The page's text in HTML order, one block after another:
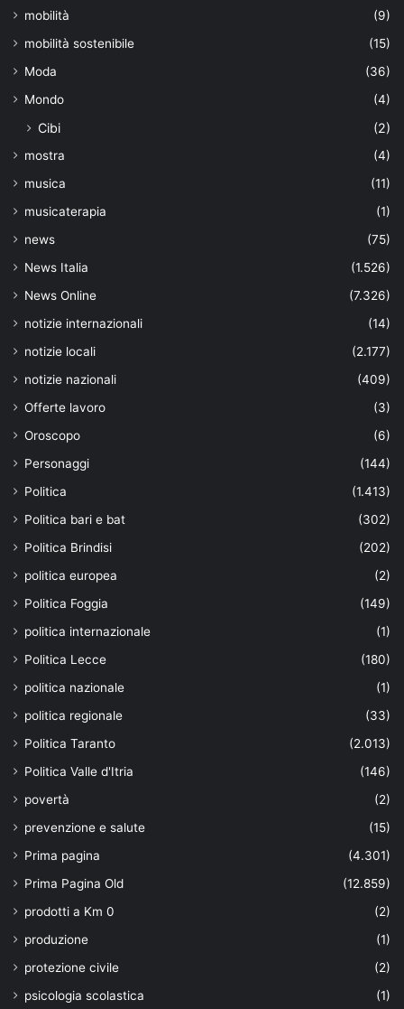
mobilità
(9)
mobilità sostenibile
(15)
Moda
(36)
Mondo
(4)
Cibi (2)
mostra
(4)
musica
(11)
musicaterapia
(1)
news
(75)
News Italia
(1.526)
News Online
(7.326)
notizie internazionali
(14)
notizie locali
(2.177)
notizie nazionali
(409)
Offerte lavoro
(3)
Oroscopo
(6)
Personaggi
(144)
Politica
(1.413)
Politica bari e bat
(302)
Politica Brindisi
(202)
politica europea
(2)
Politica Foggia
(149)
politica internazionale
(1)
Politica Lecce
(180)
politica nazionale
(1)
politica regionale
(33)
Politica Taranto
(2.013)
Politica Valle d'Itria
(146)
povertà
(2)
prevenzione e salute
(15)
Prima pagina
(4.301)
Prima Pagina Old
(12.859)
prodotti a Km 0
(2)
produzione
(1)
protezione civile
(2)
psicologia scolastica
(1)